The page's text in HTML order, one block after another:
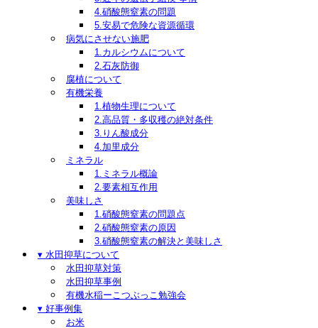
4.硝酸態窒素の問題
5.安易で危険な資源循環
病気にさせない施肥
1.カルシウムについて
2.石灰防御
腐植について
有機栄養
1.植物生理について
2.高品質・多収穫の絶対条件
3.りん酸成分
4.加里成分
ミネラル
1.ミネラル概論
2.要素相互作用
美味しさ
1.硝酸態窒素の問題点
2.硝酸態窒素の原因
3.硝酸態窒素の解決と美味しさ
▾ 水田抑草について
水田抑草対策
水田抑草事例
有機水稲ーこつぶっこ勉強会
▾ 好事例集
お米